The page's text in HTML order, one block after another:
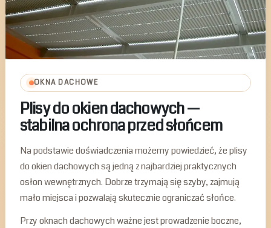
OKNA DACHOWE
Plisy do okien dachowych —
stabilna ochrona przed słońcem
Na podstawie doświadczenia możemy powiedzieć, że plisy
do okien dachowych są jedną z najbardziej praktycznych
osłon wewnętrznych. Dobrze trzymają się szyby, zajmują
mało miejsca i pozwalają skutecznie ograniczać słońce.
Przy oknach dachowych ważne jest prowadzenie boczne,